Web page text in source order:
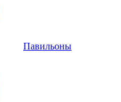
Павильоны